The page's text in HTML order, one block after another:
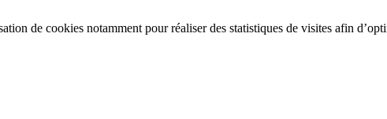
de cookies notamment pour réaliser des statistiques de visites afin